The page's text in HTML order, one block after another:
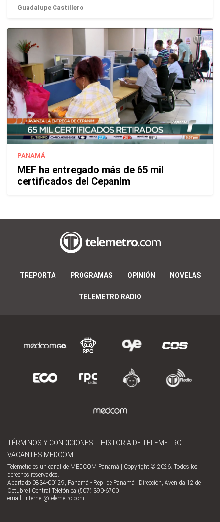
Guadalupe Castillero
PANAMÁ
MEF ha entregado más de 65 mil
certificados del Cepanim
TREPORTA PROGRAMAS OPINIÓN NOVELAS
TELEMETRO RADIO
TÉRMINOS Y CONDICIONES
HISTORIA DE TELEMETRO
VACANTES MEDCOM
Telemetro es un canal de MEDCOM Panamá | Copyright © 2026. Todos los
derechos reservados.
Apartado 0834-00129, Panamá - Rep. de Panamá | Dirección, Avenida 12 de
Octubre | Central Telefónica (507) 390-6700
email: internet@telemetro.com